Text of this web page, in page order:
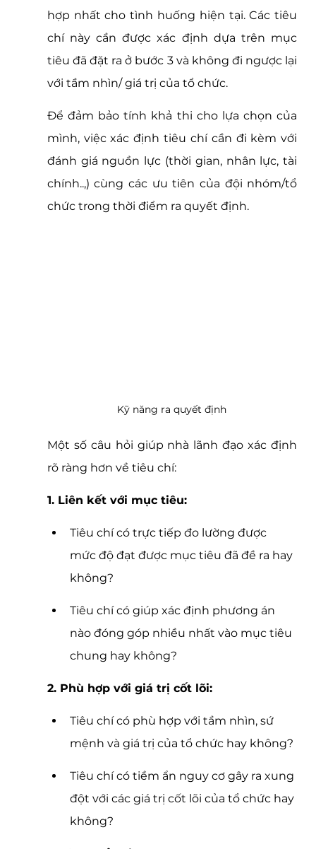
hợp nhất cho tình huống hiện tại. Các tiêu
chí này cần được xác định dựa trên mục
tiêu đã đặt ra ở bước 3 và không đi ngược lại
với tầm nhìn/ giá trị của tổ chức.
Để đảm bảo tính khả thi cho lựa chọn của
mình, việc xác định tiêu chí cần đi kèm với
đánh giá nguồn lực (thời gian, nhân lực, tài
chính..,) cùng các ưu tiên của đội nhóm/tổ
chức trong thời điểm ra quyết định.
Kỹ năng ra quyết định
Một số câu hỏi giúp nhà lãnh đạo xác định
rõ ràng hơn về tiêu chí:
1. Liên kết với mục tiêu:
Tiêu chí có trực tiếp đo lường được
mức độ đạt được mục tiêu đã đề ra hay
không?
Tiêu chí có giúp xác định phương án
nào đóng góp nhiều nhất vào mục tiêu
chung hay không?
2. Phù hợp với giá trị cốt lõi:
Tiêu chí có phù hợp với tầm nhìn, sứ
mệnh và giá trị của tổ chức hay không?
Tiêu chí có tiềm ẩn nguy cơ gây ra xung
đột với các giá trị cốt lõi của tổ chức hay
không?